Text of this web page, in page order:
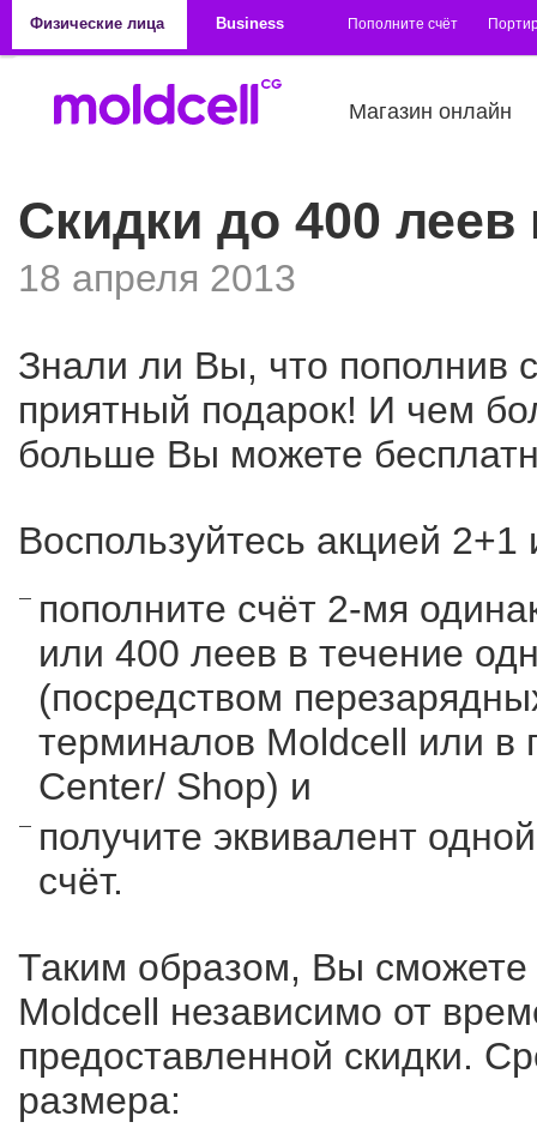
Физические лица
Business Пополните счёт
Магазин онлайн
Скидки до 400 леев
18 апреля 2013
Знали ли Вы, что пополнив
приятный подарок! И чем
больше Вы можете
Воспользуйтесь акцией 2+1
пополните счёт 2-мя
или 400 леев в течение
(посредством
терминалов Moldcell или в
Center/ Shop) и
получите эквивалент
счёт.
Таким образом, Вы
Moldcell независимо от
предоставленной скидки.
размера: